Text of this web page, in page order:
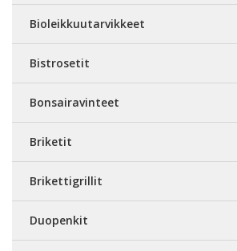
Bioleikkuutarvikkeet
Bistrosetit
Bonsairavinteet
Briketit
Brikettigrillit
Duopenkit